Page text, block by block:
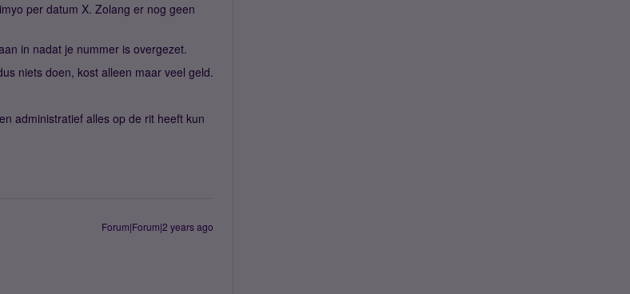
per datum X. Zolang er nog geen
in nadat je nummer is overgezet.
niets doen, kost alleen maar veel geld.
administratief alles op de rit heeft kun
Forum|Forum|2 years ago